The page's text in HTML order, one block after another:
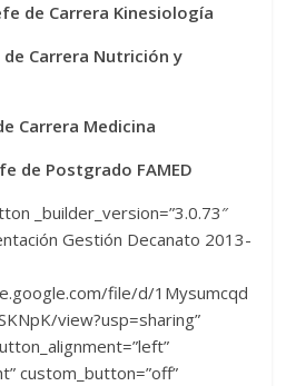
de Carrera Kinesiología
de Carrera Nutrición y
Carrera Medicina
de Postgrado FAMED
_builder_version=”3.0.73″
Gestión Decanato 2013-
file/d/1Mysumcqd
view?usp=sharing”
custom_button=”off”